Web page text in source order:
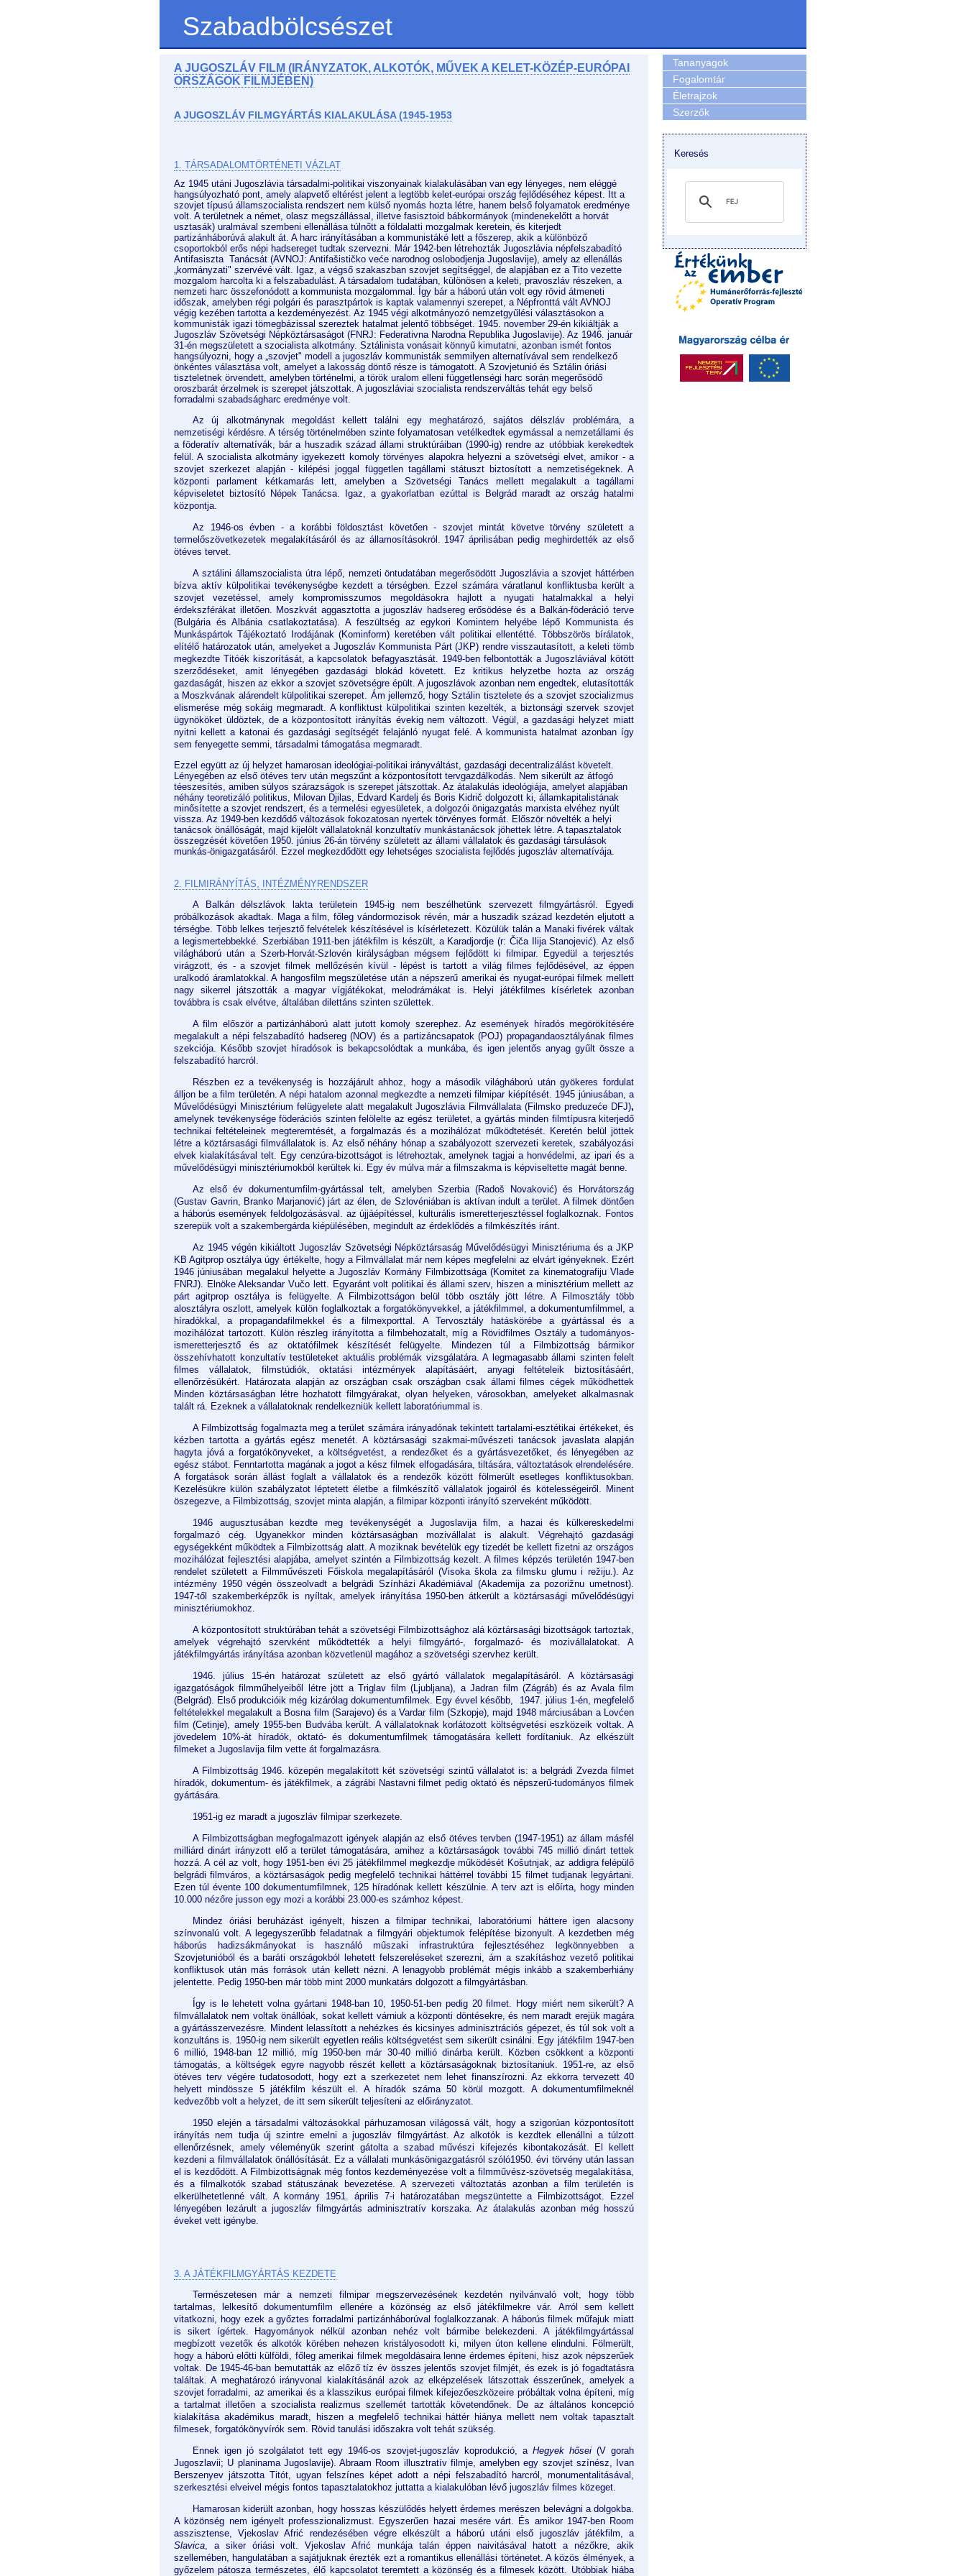
Szabadbölcsészet
A JUGOSZLÁV FILM (IRÁNYZATOK, ALKOTÓK, MŰVEK A KELET-KÖZÉP-EURÓPAI
ORSZÁGOK FILMJÉBEN)
A JUGOSZLÁV FILMGYÁRTÁS KIALAKULÁSA (1945-1953
1. TÁRSADALOMTÖRTÉNETI VÁZLAT
Az 1945 utáni Jugoszlávia társadalmi-politikai viszonyainak kialakulásában van egy lényeges, nem eléggé
hangsúlyozható pont, amely alapvető eltérést jelent a legtöbb kelet-európai ország fejlődéséhez képest. Itt a
szovjet típusú államszocialista rendszert nem külső nyomás hozta létre, hanem belső folyamatok eredménye
volt. A területnek a német, olasz megszállással, illetve fasisztoid bábkormányok (mindenekelőtt a horvát
usztasák) uralmával szembeni ellenállása túlnőtt a földalatti mozgalmak keretein, és kiterjedt
partizánháborúvá alakult át. A harc irányításában a kommunistáké lett a főszerep, akik a különböző
csoportokból erős népi hadsereget tudtak szervezni. Már 1942-ben létrehozták Jugoszlávia népfelszabadító
Antifasiszta Tanácsát (AVNOJ: Antifašističko veće narodnog oslobodjenja Jugoslavije), amely az ellenállás
„kormányzati" szervévé vált. Igaz, a végső szakaszban szovjet segítséggel, de alapjában ez a Tito vezette
mozgalom harcolta ki a felszabadulást. A társadalom tudatában, különösen a keleti, pravoszláv részeken, a
nemzeti harc összefonódott a kommunista mozgalommal. Így bár a háború után volt egy rövid átmeneti
időszak, amelyben régi polgári és parasztpártok is kaptak valamennyi szerepet, a Népfronttá vált AVNOJ
végig kezében tartotta a kezdeményezést. Az 1945 végi alkotmányozó nemzetgyűlési választásokon a
kommunisták igazi tömegbázissal szereztek hatalmat jelentő többséget. 1945. november 29-én kikiáltják a
Jugoszláv Szövetségi Népköztársaságot (FNRJ: Federativna Narodna Republika Jugoslavije). Az 1946. január
31-én megszületett a szocialista alkotmány. Sztálinista vonásait könnyű kimutatni, azonban ismét fontos
hangsúlyozni, hogy a „szovjet" modell a jugoszláv kommunisták semmilyen alternatívával sem rendelkező
önkéntes választása volt, amelyet a lakosság döntő része is támogatott. A Szovjetunió és Sztálin óriási
tiszteletnek örvendett, amelyben történelmi, a török uralom elleni függetlenségi harc során megerősödő
oroszbarát érzelmek is szerepet játszottak. A jugoszláviai szocialista rendszerváltás tehát egy belső
forradalmi szabadságharc eredménye volt.
Az új alkotmánynak megoldást kellett találni egy meghatározó, sajátos délszláv problémára, a
nemzetiségi kérdésre. A térség történelmében szinte folyamatosan vetélkedtek egymással a nemzetállami és
a föderatív alternatívák, bár a huszadik század állami struktúráiban (1990-ig) rendre az utóbbiak kerekedtek
felül. A szocialista alkotmány igyekezett komoly törvényes alapokra helyezni a szövetségi elvet, amikor - a
szovjet szerkezet alapján - kilépési joggal független tagállami státuszt biztosított a nemzetiségeknek. A
központi parlament kétkamarás lett, amelyben a Szövetségi Tanács mellett megalakult a tagállami
képviseletet biztosító Népek Tanácsa. Igaz, a gyakorlatban ezúttal is Belgrád maradt az ország hatalmi
központja.
Az 1946-os évben - a korábbi földosztást követően - szovjet mintát követve törvény született a
termelőszövetkezetek megalakításáról és az államosításokról. 1947 áprilisában pedig meghirdették az első
ötéves tervet.
A sztálini államszocialista útra lépő, nemzeti öntudatában megerősödött Jugoszlávia a szovjet háttérben
bízva aktív külpolitikai tevékenységbe kezdett a térségben. Ezzel számára váratlanul konfliktusba került a
szovjet vezetéssel, amely kompromisszumos megoldásokra hajlott a nyugati hatalmakkal a helyi
érdekszférákat illetően. Moszkvát aggasztotta a jugoszláv hadsereg erősödése és a Balkán-föderáció terve
(Bulgária és Albánia csatlakoztatása). A feszültség az egykori Komintern helyébe lépő Kommunista és
Munkáspártok Tájékoztató Irodájának (Kominform) keretében vált politikai ellentétté. Többszörös bírálatok,
elítélő határozatok után, amelyeket a Jugoszláv Kommunista Párt (JKP) rendre visszautasított, a keleti tömb
megkezdte Titóék kiszorítását, a kapcsolatok befagyasztását. 1949-ben felbontották a Jugoszláviával kötött
szerződéseket, amit lényegében gazdasági blokád követett. Ez kritikus helyzetbe hozta az ország
gazdaságát, hiszen az ekkor a szovjet szövetségre épült. A jugoszlávok azonban nem engedtek, elutasították
a Moszkvának alárendelt külpolitikai szerepet. Ám jellemző, hogy Sztálin tisztelete és a szovjet szocializmus
elismerése még sokáig megmaradt. A konfliktust külpolitikai szinten kezelték, a biztonsági szervek szovjet
ügynököket üldöztek, de a központosított irányítás évekig nem változott. Végül, a gazdasági helyzet miatt
nyitni kellett a katonai és gazdasági segítségét felajánló nyugat felé. A kommunista hatalmat azonban így
sem fenyegette semmi, társadalmi támogatása megmaradt.
Ezzel együtt az új helyzet hamarosan ideológiai-politikai irányváltást, gazdasági decentralizálást követelt.
Lényegében az első ötéves terv után megszűnt a központosított tervgazdálkodás. Nem sikerült az átfogó
téeszesítés, amiben súlyos szárazságok is szerepet játszottak. Az átalakulás ideológiája, amelyet alapjában
néhány teoretizáló politikus, Milovan Djilas, Edvard Kardelj és Boris Kidrič dolgozott ki, államkapitalistának
minősítette a szovjet rendszert, és a termelési egyesületek, a dolgozói önigazgatás marxista elvéhez nyúlt
vissza. Az 1949-ben kezdődő változások fokozatosan nyertek törvényes formát. Először növelték a helyi
tanácsok önállóságát, majd kijelölt vállalatoknál konzultatív munkástanácsok jöhettek létre. A tapasztalatok
összegzését követően 1950. június 26-án törvény született az állami vállalatok és gazdasági társulások
munkás-önigazgatásáról. Ezzel megkezdődött egy lehetséges szocialista fejlődés jugoszláv alternatívája.
2. FILMIRÁNYÍTÁS, INTÉZMÉNYRENDSZER
A Balkán délszlávok lakta területein 1945-ig nem beszélhetünk szervezett filmgyártásról. Egyedi
próbálkozások akadtak. Maga a film, főleg vándormozisok révén, már a huszadik század kezdetén eljutott a
térségbe. Több lelkes terjesztő felvételek készítésével is kísérletezett. Közülük talán a Manaki fivérek váltak
a legismertebbekké. Szerbiában 1911-ben játékfilm is készült, a Karadjordje (r: Čiča Ilija Stanojević). Az első
világháború után a Szerb-Horvát-Szlovén királyságban mégsem fejlődött ki filmipar. Egyedül a terjesztés
virágzott, és - a szovjet filmek mellőzésén kívül - lépést is tartott a világ filmes fejlődésével, az éppen
uralkodó áramlatokkal. A hangosfilm megszületése után a népszerű amerikai és nyugat-európai filmek mellett
nagy sikerrel játszották a magyar vígjátékokat, melodrámákat is. Helyi játékfilmes kísérletek azonban
továbbra is csak elvétve, általában dilettáns szinten születtek.
A film először a partizánháború alatt jutott komoly szerephez. Az események híradós megörökítésére
megalakult a népi felszabadító hadsereg (NOV) és a partizáncsapatok (POJ) propagandaosztályának filmes
szekciója. Később szovjet híradósok is bekapcsolódtak a munkába, és igen jelentős anyag gyűlt össze a
felszabadító harcról.
Részben ez a tevékenység is hozzájárult ahhoz, hogy a második világháború után gyökeres fordulat
álljon be a film területén. A népi hatalom azonnal megkezdte a nemzeti filmipar kiépítését. 1945 júniusában, a
Művelődésügyi Minisztérium felügyelete alatt megalakult Jugoszlávia Filmvállalata (Filmsko preduzeće DFJ),
amelynek tevékenysége föderációs szinten felölelte az egész területet, a gyártás minden filmtípusra kiterjedő
technikai feltételeinek megteremtését, a forgalmazás és a mozihálózat működtetését. Keretén belül jöttek
létre a köztársasági filmvállalatok is. Az első néhány hónap a szabályozott szervezeti keretek, szabályozási
elvek kialakításával telt. Egy cenzúra-bizottságot is létrehoztak, amelynek tagjai a honvédelmi, az ipari és a
művelődésügyi minisztériumokból kerültek ki. Egy év múlva már a filmszakma is képviseltette magát benne.
Az első év dokumentumfilm-gyártással telt, amelyben Szerbia (Radoš Novaković) és Horvátország
(Gustav Gavrin, Branko Marjanović) járt az élen, de Szlovéniában is aktívan indult a terület. A filmek döntően
a háborús események feldolgozásásval. az újjáépítéssel, kulturális ismeretterjesztéssel foglalkoznak. Fontos
szerepük volt a szakembergárda kiépülésében, megindult az érdeklődés a filmkészítés iránt.
Az 1945 végén kikiáltott Jugoszláv Szövetségi Népköztársaság Művelődésügyi Minisztériuma és a JKP
KB Agitprop osztálya úgy értékelte, hogy a Filmvállalat már nem képes megfelelni az elvárt igényeknek. Ezért
1946 júniusában megalakul helyette a Jugoszláv Kormány Filmbizottsága (Komitet za kinematografiju Vlade
FNRJ). Elnöke Aleksandar Vučo lett. Egyaránt volt politikai és állami szerv, hiszen a minisztérium mellett az
párt agitprop osztálya is felügyelte. A Filmbizottságon belül több osztály jött létre. A Filmosztály több
alosztályra oszlott, amelyek külön foglalkoztak a forgatókönyvekkel, a játékfilmmel, a dokumentumfilmmel, a
híradókkal, a propagandafilmekkel és a filmexporttal. A Tervosztály hatáskörébe a gyártással és a
mozihálózat tartozott. Külön részleg irányította a filmbehozatalt, míg a Rövidfilmes Osztály a tudományos-
ismeretterjesztő és az oktatófilmek készítését felügyelte. Mindezen túl a Filmbizottság bármikor
összehívhatott konzultatív testületeket aktuális problémák vizsgálatára. A legmagasabb állami szinten felelt
filmes vállalatok, filmstúdiók, oktatási intézmények alapításáért, anyagi feltételeik biztosításáért,
ellenőrzésükért. Határozata alapján az országban csak országban csak állami filmes cégek működhettek
Minden köztársaságban létre hozhatott filmgyárakat, olyan helyeken, városokban, amelyeket alkalmasnak
talált rá. Ezeknek a vállalatoknak rendelkezniük kellett laboratóriummal is.
A Filmbizottság fogalmazta meg a terület számára irányadónak tekintett tartalami-esztétikai értékeket, és
kézben tartotta a gyártás egész menetét. A köztársasági szakmai-művészeti tanácsok javaslata alapján
hagyta jóvá a forgatókönyveket, a költségvetést, a rendezőket és a gyártásvezetőket, és lényegében az
egész stábot. Fenntartotta magának a jogot a kész filmek elfogadására, tiltására, változtatások elrendelésére.
A forgatások során állást foglalt a vállalatok és a rendezők között fölmerült esetleges konfliktusokban.
Kezelésükre külön szabályzatot léptetett életbe a filmkészítő vállalatok jogairól és kötelességeiről. Minent
öszegezve, a Filmbizottság, szovjet minta alapján, a filmipar központi irányító szerveként működött.
1946 augusztusában kezdte meg tevékenységét a Jugoslavija film, a hazai és külkereskedelmi
forgalmazó cég. Ugyanekkor minden köztársaságban mozivállalat is alakult. Végrehajtó gazdasági
egységekként működtek a Filmbizottság alatt. A moziknak bevételük egy tizedét be kellett fizetni az országos
mozihálózat fejlesztési alapjába, amelyet szintén a Filmbizottság kezelt. A filmes képzés területén 1947-ben
rendelet született a Filmművészeti Főiskola megalapításáról (Visoka škola za filmsku glumu i režiju.). Az
intézmény 1950 végén összeolvadt a belgrádi Színházi Akadémiával (Akademija za pozorižnu umetnost).
1947-től szakemberképzők is nyíltak, amelyek irányítása 1950-ben átkerült a köztársasági művelődésügyi
minisztériumokhoz.
A központosított struktúrában tehát a szövetségi Filmbizottsághoz alá köztársasági bizottságok tartoztak,
amelyek végrehajtó szervként működtették a helyi filmgyártó-, forgalmazó- és mozivállalatokat. A
játékfilmgyártás irányítása azonban közvetlenül magához a szövetségi szervhez került.
1946. július 15-én
határozat született az első gyártó vállalatok megalapításáról. A köztársasági
igazgatóságok filmműhelyeiből létre jött a Triglav film (Ljubljana), a Jadran film (Zágráb) és az Avala film
(Belgrád). Első produkcióik még kizárólag dokumentumfilmek. Egy évvel később, 1947. július 1-én, megfelelő
feltételekkel megalakult a Bosna film (Sarajevo) és a Vardar film (Szkopje), majd 1948 márciusában a Lovćen
film (Cetinje), amely 1955-ben Budvába került. A vállalatoknak korlátozott költségvetési eszközeik voltak. A
jövedelem 10%-át híradók, oktató- és dokumentumfilmek támogatására kellett fordítaniuk. Az elkészült
filmeket a Jugoslavija film vette át forgalmazásra.
A Filmbizottság 1946. közepén megalakított két szövetségi szintű vállalatot is: a belgrádi Zvezda filmet
híradók, dokumentum- és játékfilmek, a zágrábi Nastavni filmet pedig oktató és népszerű-tudományos filmek
gyártására.
1951-ig ez maradt a jugoszláv filmipar szerkezete.
A Filmbizottságban megfogalmazott igények alapján az első ötéves tervben (1947-1951) az állam másfél
milliárd dinárt irányzott elő a terület támogatására, amihez a köztársaságok további 745 millió dinárt tettek
hozzá. A cél az volt, hogy 1951-ben évi 25 játékfilmmel megkezdje működését Košutnjak, az addigra felépülő
belgrádi filmváros, a köztársaságok pedig megfelelő technikai háttérrel további 15 filmet tudjanak legyártani.
Ezen túl évente 100 dokumentumfilmnek, 125 híradónak kellett készülnie. A terv azt is előírta, hogy minden
10.000 nézőre jusson egy mozi a korábbi 23.000-es számhoz képest.
Mindez óriási beruházást igényelt, hiszen a filmipar technikai, laboratóriumi háttere igen alacsony
színvonalú volt. A legegyszerűbb feladatnak a filmgyári objektumok felépítése bizonyult. A kezdetben még
háborús hadizsákmányokat is használó műszaki infrastruktúra fejlesztéséhez legkönnyebben a
Szovjetunióból és a baráti országokból lehetett felszereléseket szerezni, ám a szakításhoz vezető politikai
konfliktusok után más források után kellett nézni. A lenagyobb problémát mégis inkább a szakemberhiány
jelentette. Pedig 1950-ben már több mint 2000 munkatárs dolgozott a filmgyártásban.
Így is le lehetett volna gyártani 1948-ban 10, 1950-51-ben pedig 20 filmet. Hogy miért nem sikerült? A
filmvállalatok nem voltak önállóak, sokat kellett várniuk a központi döntésekre, és nem maradt erejük magára
a gyártásszervezésre. Mindent lelassított a nehézkes és kicsinyes adminisztrációs gépezet, és túl sok volt a
konzultáns is. 1950-ig nem sikerült egyetlen reális költségvetést sem sikerült csinálni. Egy játékfilm 1947-ben
6 millió, 1948-ban 12 millió, míg 1950-ben már 30-40 millió dinárba került. Közben csökkent a központi
támogatás, a költségek egyre nagyobb részét kellett a köztársaságoknak biztosítaniuk. 1951-re, az első
ötéves terv végére tudatosodott, hogy ezt a szerkezetet nem lehet finanszírozni. Az ekkorra tervezett 40
helyett mindössze 5 játékfilm készült el. A híradók száma 50 körül mozgott. A dokumentumfilmeknél
kedvezőbb volt a helyzet, de itt sem sikerült teljesíteni az előirányzatot.
1950 elején a társadalmi változásokkal párhuzamosan világossá vált, hogy a szigorúan központosított
irányítás nem tudja új szintre emelni a jugoszláv filmgyártást. Az alkotók is kezdtek ellenállni a túlzott
ellenőrzésnek, amely véleményük szerint gátolta a szabad művészi kifejezés kibontakozását. El kellett
kezdeni a filmvállalatok önállósítását. Ez a vállalati munkásönigazgatásról szóló1950. évi törvény után lassan
el is kezdődött. A Filmbizottságnak még fontos kezdeményezése volt a filmművész-szövetség megalakítása,
és a filmalkotók szabad státuszának bevezetése. A szervezeti változtatás azonban a film területén is
elkerülhetetlenné vált. A kormány 1951. április 7-i határozatában megszüntette a Filmbizottságot. Ezzel
lényegében lezárult a jugoszláv filmgyártás adminisztratív korszaka. Az átalakulás azonban még hosszú
éveket vett igénybe.
3. A JÁTÉKFILMGYÁRTÁS KEZDETE
Természetesen már a nemzeti filmipar megszervezésének kezdetén nyilvánvaló volt, hogy több
tartalmas, lelkesítő dokumentumfilm ellenére a közönség az első játékfilmekre vár. Arról sem kellett
vitatkozni, hogy ezek a győztes forradalmi partizánháborúval foglalkozzanak. A háborús filmek műfajuk miatt
is sikert ígértek. Hagyományok nélkül azonban nehéz volt bármibe belekezdeni. A játékfilmgyártással
megbízott vezetők és alkotók körében nehezen kristályosodott ki, milyen úton kellene elindulni. Fölmerült,
hogy a háború előtti külföldi, főleg amerikai filmek megoldásaira lenne érdemes építeni, hisz azok népszerűek
voltak. De 1945-46-ban bemutatták az előző tíz év összes jelentős szovjet filmjét, és ezek is jó fogadtatásra
találtak. A meghatározó irányvonal kialakításánál azok az elképzelések látszottak ésszerűnek, amelyek a
szovjet forradalmi, az amerikai és a klasszikus európai filmek kifejezőeszközeire próbáltak volna építeni, míg
a tartalmat illetően a szocialista realizmus szellemét tartották követendőnek. De az általános koncepció
kialakítása akadémikus maradt, hiszen a megfelelő technikai háttér hiánya mellett nem voltak tapasztalt
filmesek, forgatókönyvírók sem. Rövid tanulási időszakra volt tehát szükség.
Ennek igen jó szolgálatot tett egy 1946-os szovjet-jugoszláv koprodukció, a Hegyek hősei(V gorah
Jugoszlavii; U planinama Jugoslavije). Abraam Room illusztratív filmje, amelyben egy szovjet színész, Ivan
Berszenyev játszotta Titót, ugyan felszínes képet adott a népi felszabadító harcról, monumentalitásával,
szerkesztési elveivel mégis fontos tapasztalatokhoz juttatta a kialakulóban lévő jugoszláv filmes közeget.
Hamarosan kiderült azonban, hogy hosszas készülődés helyett érdemes merészen belevágni a dolgokba.
A közönség nem igényelt professzionalizmust. Egyszerűen hazai mesére várt. És amikor 1947-ben Room
asszisztense, Vjekoslav Afrić rendezésében végre elkészült a háború utáni első jugoszláv játékfilm, a
Slavica, a siker óriási volt. Vjekoslav Afrić munkája talán éppen naivitásával hatott a nézőkre, akik
szellemében, hangulatában a sajátjuknak érezték ezt a romantikus ellenállási történetet. A közös élmények, a
győzelem pátosza természetes, élő kapcsolatot teremtett a közönség és a filmesek között. Utóbbiak hiába
Tananyagok
Fogalomtár
Életrajzok
Szerzők
Keresés